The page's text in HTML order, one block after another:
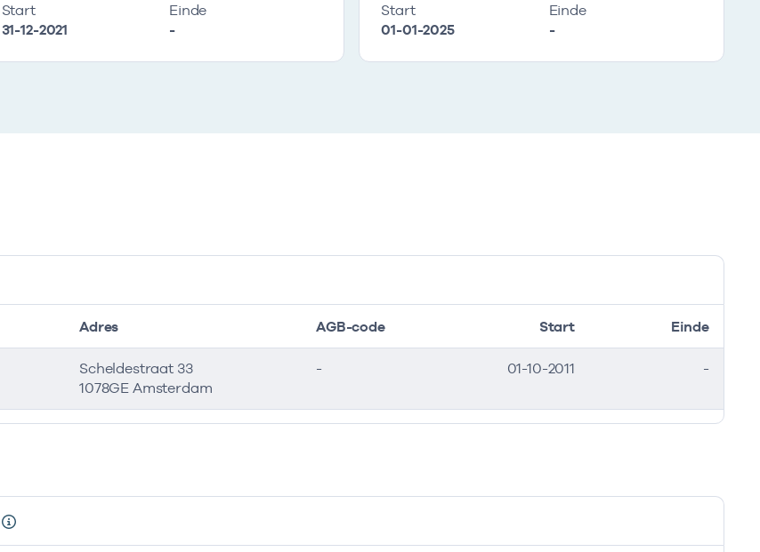
Start
31-12-2021
Einde
-
Start
01-01-2025
Einde
-
Adres AGB-code Start Einde
Scheldestraat 33
1078GE Amsterdam
- 01-10-2011 -